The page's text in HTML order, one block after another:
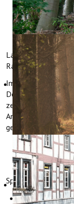
Langer oder
Radfahrer immer
Im Jahre 2014
Deutscher
zertifiziert. Das
Anforderungen,
gestellt werden.
Speziell für
Sichere